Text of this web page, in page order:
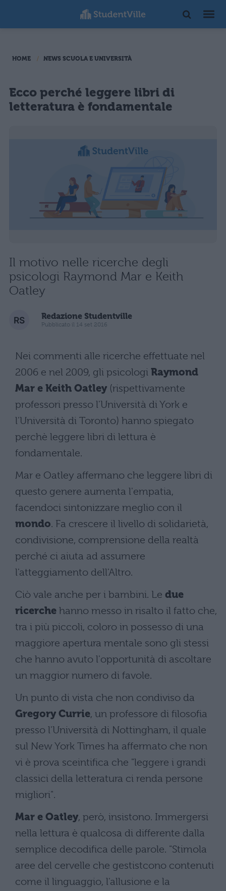
HOME NEWS SCUOLA E UNIVERSITÀ
Ecco perché leggere libri di
letteratura è fondamentale
Il motivo nelle ricerche degli
psicologi Raymond Mar e Keith
Oatley
Redazione Studentville
Pubblicato il 14 set 2016
Nei commenti alle ricerche effettuate nel
2006 e nel 2009, gli psicologi Raymond
Mar e Keith Oatley (rispettivamente
professori presso l'Università di York e
l'Università di Toronto) hanno spiegato
perchè leggere libri di lettura è
fondamentale.
Mar e Oatley affermano che leggere libri di
questo genere aumenta l'empatia,
facendoci sintonizzare meglio con il
mondo. Fa crescere il livello di solidarietà,
condivisione, comprensione della realtà
perché ci aiuta ad assumere
l'atteggiamento dell'Altro.
Ciò vale anche per i bambini. Le due
ricerche hanno messo in risalto il fatto che,
tra i più piccoli, coloro in possesso di una
maggiore apertura mentale sono gli stessi
che hanno avuto l'opportunità di ascoltare
un maggior numero di favole.
Un punto di vista che non condiviso da
Gregory Currie, un professore di filosofia
presso l'Università di Nottingham, il quale
sul New York Times ha affermato che non
vi è prova sceintifica che "leggere i grandi
classici della letteratura ci renda persone
migliori".
Mar e Oatley, però, insistono. Immergersi
nella lettura è qualcosa di differente dalla
semplice decodifica delle parole. "Stimola
aree del cervelle che gestistcono contenuti
come il linguaggio, l'allusione e la